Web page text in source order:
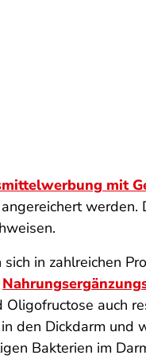
mit
werden.
in zahlreichen
auch
den Dickdarm und
Bakterien im